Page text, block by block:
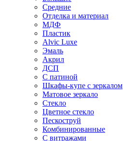
Средние
Отделка и материал
МДФ
Пластик
Alvic Luxe
Эмаль
Акрил
ДСП
С патиной
Шкафы-купе с зеркалом
Матовое зеркало
Стекло
Цветное стекло
Пескоструй
Комбинированные
С витражами